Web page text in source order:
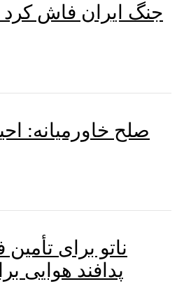
جنگ ایران فاش
صلح خاورمیانه:
ناتو برای
پدافند هوایی